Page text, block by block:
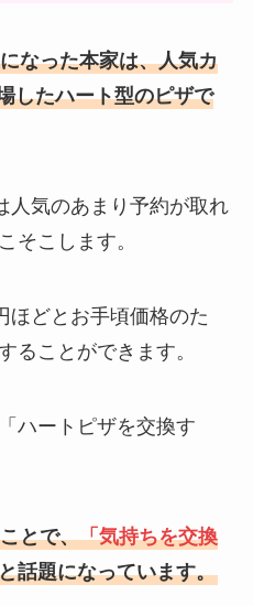
なった本家は、人気カ
したハート型のピザで
人気のあまり予約が取れ
そこします。
ほどとお手頃価格のた
ることができます。
ハートピザを交換す
とで、「気持ちを交換
話題になっています。